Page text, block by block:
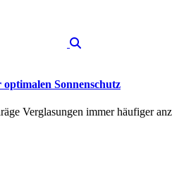
Sonnenschutz
Verglasungen immer häufiger